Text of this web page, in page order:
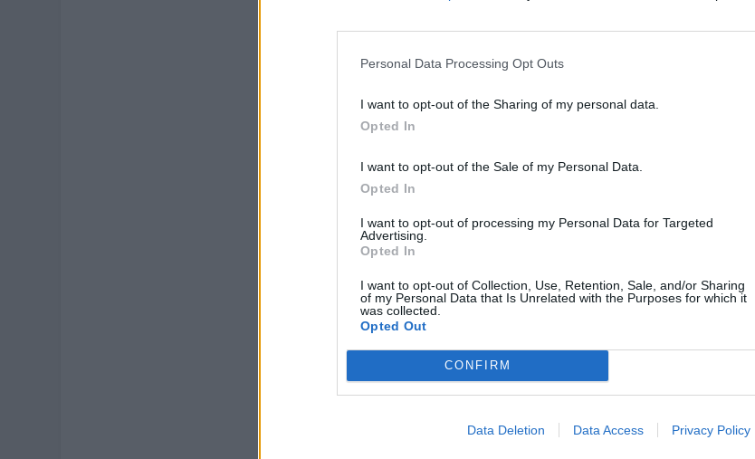
Personal Data Processing Opt Outs
I want to opt-out of the Sharing of my personal data.
Opted In
I want to opt-out of the Sale of my Personal Data.
Opted In
I want to opt-out of processing my Personal Data for Targeted
Advertising.
Opted In
I want to opt-out of Collection, Use, Retention, Sale, and/or Sharing
of my Personal Data that Is Unrelated with the Purposes for which it
was collected.
Opted Out
CONFIRM
Data Deletion Data Access Privacy Policy